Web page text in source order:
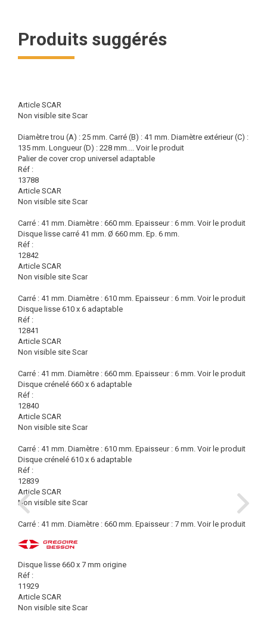
Produits suggérés
Article SCAR
Non visible site Scar
Diamètre trou (A) : 25 mm. Carré (B) : 41 mm. Diamètre extérieur (C) :
135 mm. Longueur (D) : 228 mm.... Voir le produit
Palier de cover crop universel adaptable
Réf :
13788
Article SCAR
Non visible site Scar
Carré : 41 mm. Diamètre : 660 mm. Epaisseur : 6 mm. Voir le produit
Disque lisse carré 41 mm. Ø 660 mm. Ep. 6 mm.
Réf :
12842
Article SCAR
Non visible site Scar
Carré : 41 mm. Diamètre : 610 mm. Epaisseur : 6 mm. Voir le produit
Disque lisse 610 x 6 adaptable
Réf :
12841
Article SCAR
Non visible site Scar
Carré : 41 mm. Diamètre : 660 mm. Epaisseur : 6 mm. Voir le produit
Disque crénelé 660 x 6 adaptable
Réf :
12840
Article SCAR
Non visible site Scar
Carré : 41 mm. Diamètre : 610 mm. Epaisseur : 6 mm. Voir le produit
Disque crénelé 610 x 6 adaptable
Réf :
12839
Article SCAR
Non visible site Scar
Carré : 41 mm. Diamètre : 660 mm. Epaisseur : 7 mm. Voir le produit
Disque lisse 660 x 7 mm origine
Réf :
11929
Article SCAR
Non visible site Scar